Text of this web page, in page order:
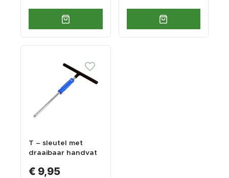
T – sleutel met
draaibaar handvat
doppen
€ 9,95